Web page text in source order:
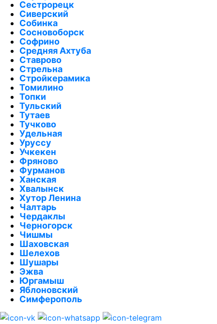
Сестрорецк
Сиверский
Собинка
Сосновоборск
Софрино
Средняя Ахтуба
Ставрово
Стрельна
Стройкерамика
Томилино
Топки
Тульский
Тутаев
Тучково
Удельная
Уруссу
Учкекен
Фряново
Фурманов
Ханская
Хвалынск
Хутор Ленина
Чалтарь
Чердаклы
Черногорск
Чишмы
Шаховская
Шелехов
Шушары
Эжва
Юргамыш
Яблоновский
Симферополь